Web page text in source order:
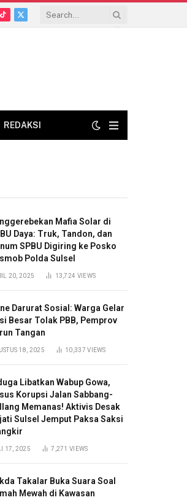
TikTok
X
REDAKSI
Mafia Solar di
Daya: Truk, Tandon, dan
SPBU Digiring ke Posko
Polda Sulsel
20, 2025 13,724 VIEWS
Darurat Sosial: Warga Gelar
Besar Tolak PBB, Pemprov
Tangan
18, 2025 10,337VIEWS
Libatkan Wabup Gowa,
Korupsi Jalan Sabbang-
Memanas! Aktivis Desak
Sulsel Jemput Paksa Saksi
17, 2025 7,271VIEWS
Takalar Buka Suara Soal
Mewah di Kawasan